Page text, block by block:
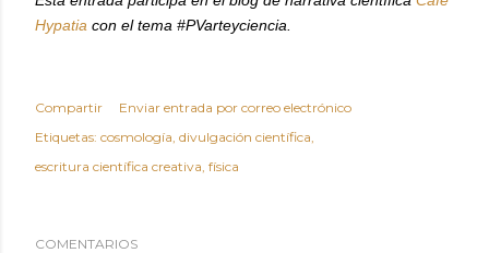
Hypatia con el tema #PVarteyciencia.
Compartir
Enviar entrada por correo electrónico
Etiquetas: cosmología divulgación científica
escritura científica creativa física
COMENTARIOS